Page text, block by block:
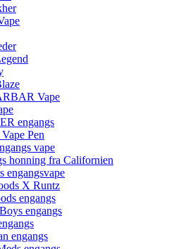
Vape
engangs
Pen
vape
honning fra Californien
engangsvape
X Runtz
engangs
engangs
engangs